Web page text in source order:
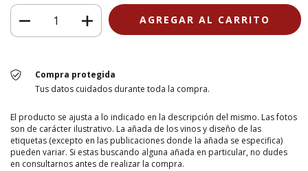
Compra protegida
Tus datos cuidados durante toda la compra.
El producto se ajusta a lo indicado en la descripción del mismo. Las fotos
son de carácter ilustrativo. La añada de los vinos y diseño de las
etiquetas (excepto en las publicaciones donde la añada se especifica)
pueden variar. Si estas buscando alguna añada en particular, no dudes
en consultarnos antes de realizar la compra.